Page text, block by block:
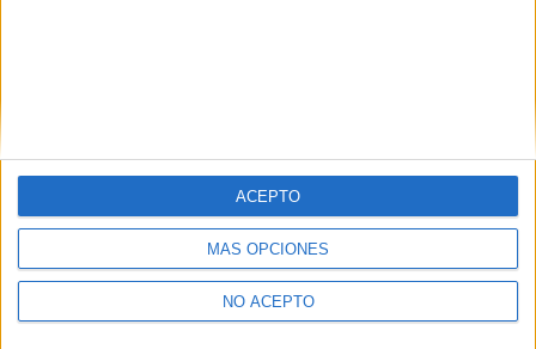
MÁS OPCIONES
NO ACEPTO
ACEPTO